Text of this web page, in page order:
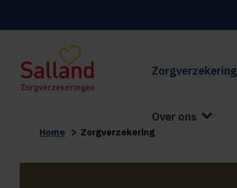
Zorgverzekering
Over ons
Home > Zorgverzekering